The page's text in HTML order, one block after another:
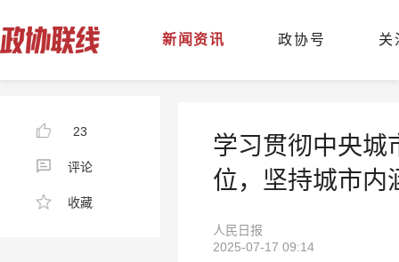
新闻资讯 政协号 关
23
评论
收藏
学习贯彻中央城
位，坚持城市内
人民日报
2025-07-17 09:14